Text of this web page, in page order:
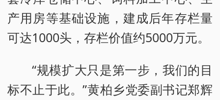
产用房等基础设施，建成后年存栏量
可达1000头，存栏价值约5000万元。
“规模扩大只是第一步，我们的目
标不止于此。”黄柏乡党委副书记郑辉